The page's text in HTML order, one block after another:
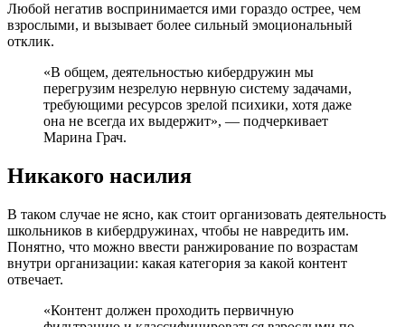
Любой негатив воспринимается ими гораздо острее, чем
взрослыми, и вызывает более сильный эмоциональный
отклик.
«В общем, деятельностью кибердружин мы
перегрузим незрелую нервную систему задачами,
требующими ресурсов зрелой психики, хотя даже
она не всегда их выдержит», — подчеркивает
Марина Грач.
Никакого насилия
В таком случае не ясно, как стоит организовать деятельность
школьников в кибердружинах, чтобы не навредить им.
Понятно, что можно ввести ранжирование по возрастам
внутри организации: какая категория за какой контент
отвечает.
«Контент должен проходить первичную